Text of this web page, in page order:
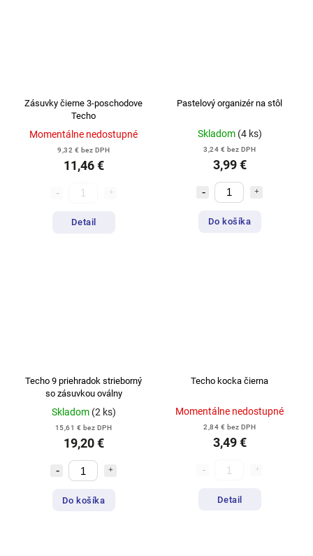
Zásuvky čierne 3-poschodove
Techo
Momentálne nedostupné
9,32 € bez DPH
11,46 €
Detail
Pastelový organizér na stôl
Skladom (4 ks)
3,24 € bez DPH
3,99 €
Do košíka
Techo 9 priehradok strieborný
so zásuvkou oválny
Skladom (2 ks)
15,61 € bez DPH
19,20 €
Do košíka
Techo kocka čierna
Momentálne nedostupné
2,84 € bez DPH
3,49 €
Detail